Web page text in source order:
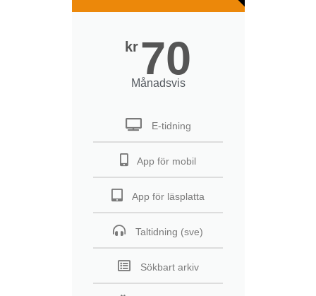
kr 70
Månadsvis
E-tidning
App för mobil
App för läsplatta
Taltidning (sve)
Sökbart arkiv